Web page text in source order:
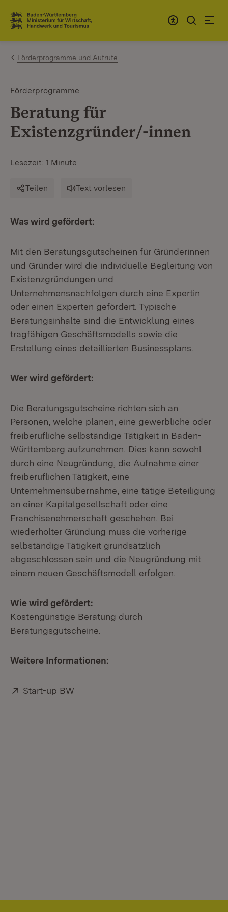
Zum Inhalt springen
Link zur Startseite
Förderprogramme und Aufrufe
Förderprogramme
Beratung für
Existenzgründer/-innen
Lesezeit: 1 Minute
Teilen Text vorlesen
Was wird gefördert:
Mit den Beratungsgutscheinen für Gründerinnen
und Gründer wird die individuelle Begleitung von
Existenzgründungen und
Unternehmensnachfolgen durch eine Expertin
oder einen Experten gefördert. Typische
Beratungsinhalte sind die Entwicklung eines
tragfähigen Geschäftsmodells sowie die
Erstellung eines detaillierten Businessplans.
Wer wird gefördert:
Die Beratungsgutscheine richten sich an
Personen, welche planen, eine gewerbliche oder
freiberufliche selbständige Tätigkeit in Baden-
Württemberg aufzunehmen. Dies kann sowohl
durch eine Neugründung, die Aufnahme einer
freiberuflichen Tätigkeit, eine
Unternehmensübernahme, eine tätige Beteiligung
an einer Kapitalgesellschaft oder eine
Franchisenehmerschaft geschehen. Bei
wiederholter Gründung muss die vorherige
selbständige Tätigkeit grundsätzlich
abgeschlossen sein und die Neugründung mit
einem neuen Geschäftsmodell erfolgen.
Wie wird gefördert:
Kostengünstige Beratung durch
Beratungsgutscheine.
Weitere Informationen:
Extern:
Start-up BW